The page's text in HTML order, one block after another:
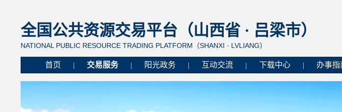
全国公共资源交易平台（山西省 · 吕梁市）
NATIONAL PUBLIC RESOURCE TRADING PLATFORM（SHANXI · LVLIANG）
首页 交易服务 阳光政务 互动交流 下载中心 办事指